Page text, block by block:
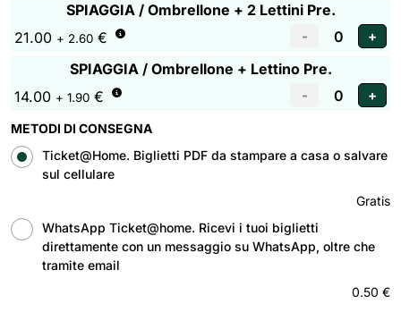
SPIAGGIA / Ombrellone + 2 Lettini Pre.
21.00 + 2.60 €
SPIAGGIA / Ombrellone + Lettino Pre.
14.00 + 1.90 €
METODI DI CONSEGNA
Ticket@Home. Biglietti PDF da stampare a casa o salvare
sul cellulare
Gratis
WhatsApp Ticket@home. Ricevi i tuoi biglietti
direttamente con un messaggio su WhatsApp, oltre che
tramite email
0.50 €